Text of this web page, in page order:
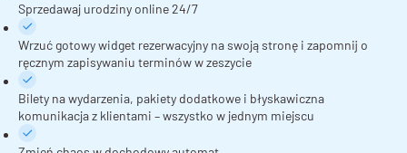
Sprzedawaj urodziny online 24/7
Wrzuć gotowy widget rezerwacyjny na swoją stronę i zapomnij o
ręcznym zapisywaniu terminów w zeszycie
Bilety na wydarzenia, pakiety dodatkowe i błyskawiczna
komunikacja z klientami – wszystko w jednym miejscu